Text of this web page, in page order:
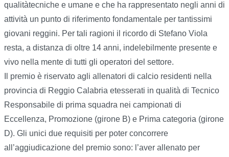
qualitàtecniche e umane e che ha rappresentato negli anni di
attività un punto di riferimento fondamentale per tantissimi
giovani reggini. Per tali ragioni il ricordo di Stefano Viola
resta, a distanza di oltre 14 anni, indelebilmente presente e
vivo nella mente di tutti gli operatori del settore.
Il premio è riservato agli allenatori di calcio residenti nella
provincia di Reggio Calabria etesserati in qualità di Tecnico
Responsabile di prima squadra nei campionati di
Eccellenza, Promozione (girone B) e Prima categoria (girone
D). Gli unici due requisiti per poter concorrere
all’aggiudicazione del premio sono: l’aver allenato per